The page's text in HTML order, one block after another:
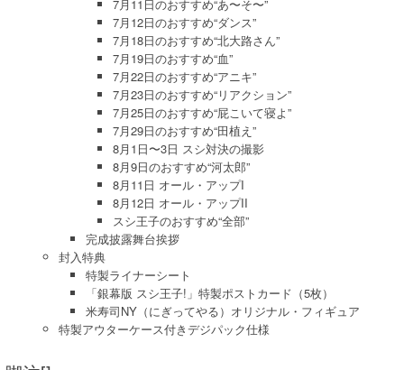
7月11日のおすすめ“あ〜そ〜”
7月12日のおすすめ“ダンス”
7月18日のおすすめ“北大路さん”
7月19日のおすすめ“血”
7月22日のおすすめ“アニキ”
7月23日のおすすめ“リアクション”
7月25日のおすすめ“屁こいて寝よ”
7月29日のおすすめ“田植え”
8月1日〜3日 スシ対決の撮影
8月9日のおすすめ“河太郎”
8月11日 オール・アップI
8月12日 オール・アップII
スシ王子のおすすめ“全部”
完成披露舞台挨拶
封入特典
特製ライナーシート
「銀幕版 スシ王子!」特製ポストカード（5枚）
米寿司NY（にぎってやる）オリジナル・フィギュア
特製アウターケース付きデジパック仕様